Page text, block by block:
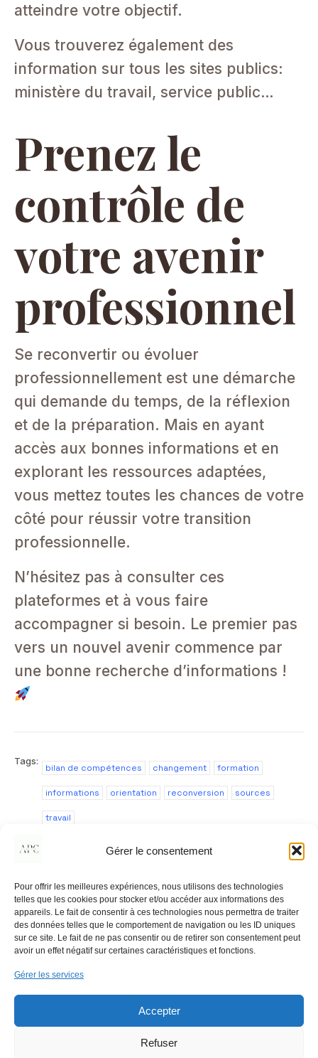
Gérer le consentement
Pour offrir les meilleures expériences, nous utilisons des technologies
telles que les cookies pour stocker et/ou accéder aux informations des
appareils. Le fait de consentir à ces technologies nous permettra de traiter
des données telles que le comportement de navigation ou les ID uniques
sur ce site. Le fait de ne pas consentir ou de retirer son consentement peut
avoir un effet négatif sur certaines caractéristiques et fonctions.
Gérer les services
Accepter
Refuser
atteindre votre objectif.
Vous trouverez également des
information sur tous les sites publics:
ministère du travail, service public…
Prenez le
contrôle de
votre avenir
professionnel
Se reconvertir ou évoluer
professionnellement est une démarche
qui demande du temps, de la réflexion
et de la préparation. Mais en ayant
accès aux bonnes informations et en
explorant les ressources adaptées,
vous mettez toutes les chances de votre
côté pour réussir votre transition
professionnelle.
N’hésitez pas à consulter ces
plateformes et à vous faire
accompagner si besoin. Le premier pas
vers un nouvel avenir commence par
une bonne recherche d’informations !
Tags:
bilan de compétences changement formation
informations orientation reconversion sources
travail
Previous Next
Comments are closed